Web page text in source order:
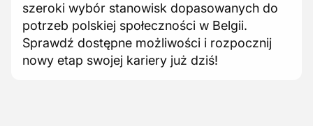
szeroki wybór stanowisk dopasowanych do
potrzeb polskiej społeczności w Belgii.
Sprawdź dostępne możliwości i rozpocznij
nowy etap swojej kariery już dziś!